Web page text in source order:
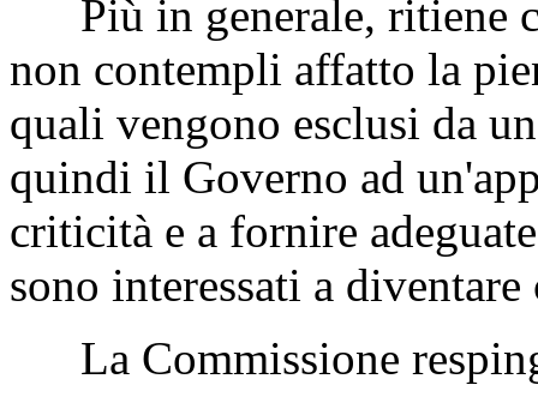
Più in generale, ritiene
non contempli affatto la
quali vengono esclusi da
quindi il Governo ad
criticità e a fornire
sono interessati a
La Commissione